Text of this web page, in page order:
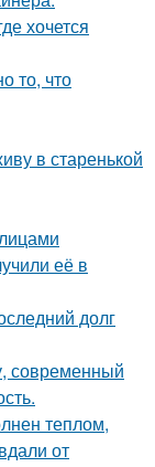
хочется
то, что
в старенькой
её в
долг
современный
теплом,
от